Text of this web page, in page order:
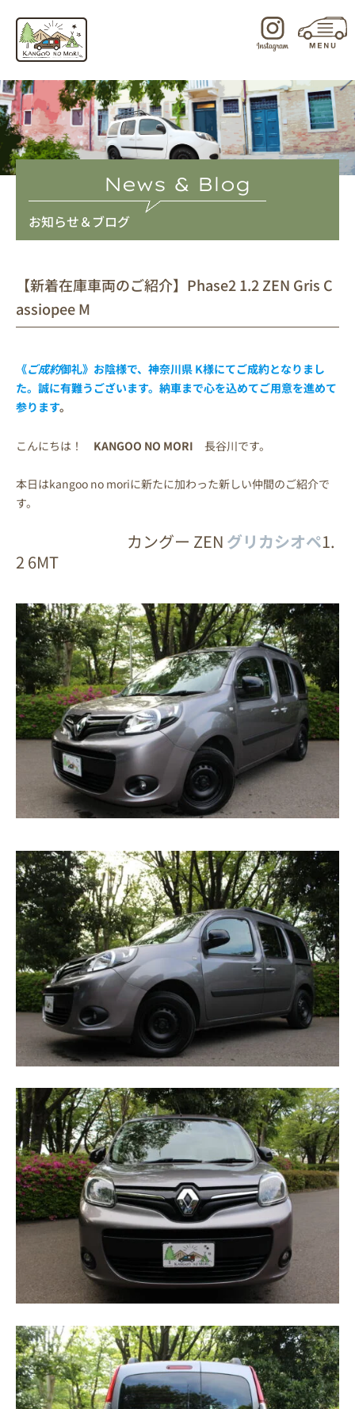
キ
ッ
プ
News & Blog
お知らせ＆ブログ
【新着在庫車両のご紹介】Phase2 1.2 ZEN Gris C
assiopee M
《ご成約御礼》お陰様で、神奈川県 K様にてご成約となりまし
た。誠に有難うございます。納車まで心を込めてご用意を進めて
参ります。
こんにちは！ KANGOO NO MORI 長谷川です。
本日はkangoo no moriに新たに加わった新しい仲間のご紹介で
す。
カングー ZEN グリカシオペ1.
2 6MT